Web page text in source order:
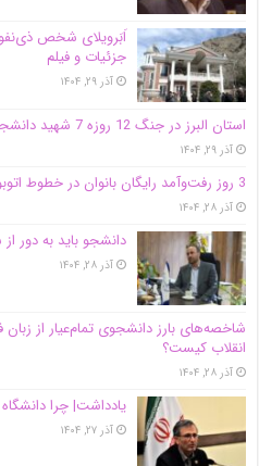
اَبَر‌ویلای شخص
جزئیات و فیلم
آذر ۲۹, ۱۴۰۴
استان البرز در جنگ 12 روزه 7 شهید دانشجو تقدیم انقلاب کرد
آذر ۲۹, ۱۴۰۴
3 روز رفت‌وآمد رایگان بانوان در خطوط اتوبوسرانی شهری کرج
آذر ۲۸, ۱۴۰۴
دانشجو باید به دور
آذر ۲۸, ۱۴۰۴
شاخصه‌های بارز دانشجوی تمام‌عیار از زبان
انقلاب کیست؟
آذر ۲۸, ۱۴۰۴
یادداشت| چرا
آذر ۲۷, ۱۴۰۴